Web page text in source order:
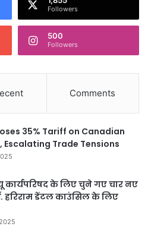
Followers
500
Followers
Comments
35% Tariff on Canadian
Escalating Trade Tensions
के लिए चुने गए चार नए
हरिराम डेंटल काउंसिल के लिए